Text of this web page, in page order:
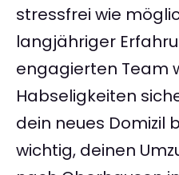
stressfrei wie
langjähriger
engagierten Team
Habseligkeiten
dein neues Domizil
wichtig, deinen